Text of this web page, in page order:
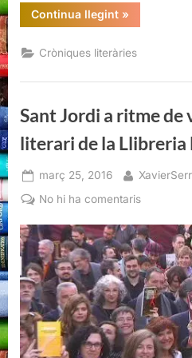
Continua llegint“Vè
Premi
Pere
Rodeja”
»
Cròniques literàries
Sant Jordi a ritme de
literari de la Llibreria
Posted
on
març 25, 2016 By
No hi ha comentarisa
Jordi
a
ritme
de
vals:
6è
berenar